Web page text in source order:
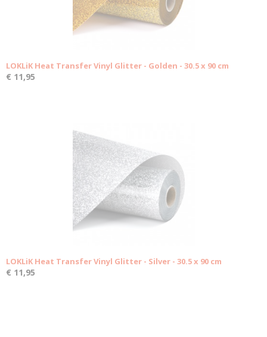
LOKLiK Heat Transfer Vinyl Glitter - Golden - 30.5 x 90 cm
€ 11,95
LOKLiK Heat Transfer Vinyl Glitter - Silver - 30.5 x 90 cm
€ 11,95